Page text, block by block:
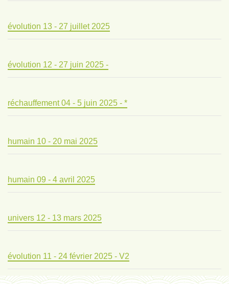
évolution 13 - 27 juillet 2025
évolution 12 - 27 juin 2025 -
réchauffement 04 - 5 juin 2025 - *
humain 10 - 20 mai 2025
humain 09 - 4 avril 2025
univers 12 - 13 mars 2025
évolution 11 - 24 février 2025 - V2